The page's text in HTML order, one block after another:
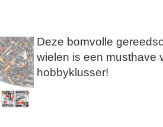
Deze bomvolle
wielen is een musthave
hobbyklusser!